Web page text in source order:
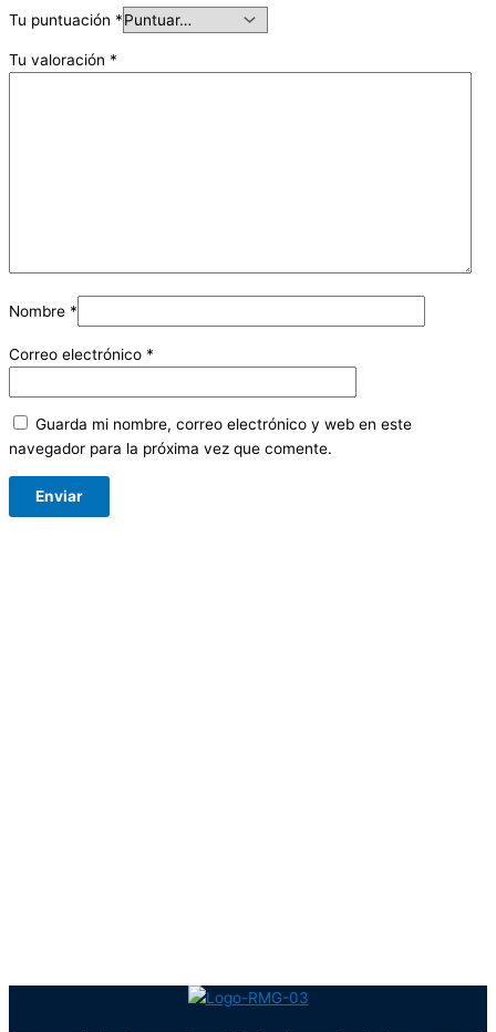
Tu puntuación *
Tu valoración *
Nombre *
Correo electrónico *
Guarda mi nombre, correo electrónico y web en este
navegador para la próxima vez que comente.